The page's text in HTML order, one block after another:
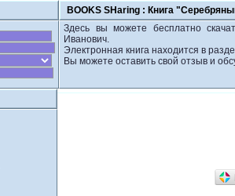
BOOKS SHaring : Книга
Здесь вы можете бесплатно
Иванович.
Электронная книга находится в
Вы можете оставить свой отзыв и